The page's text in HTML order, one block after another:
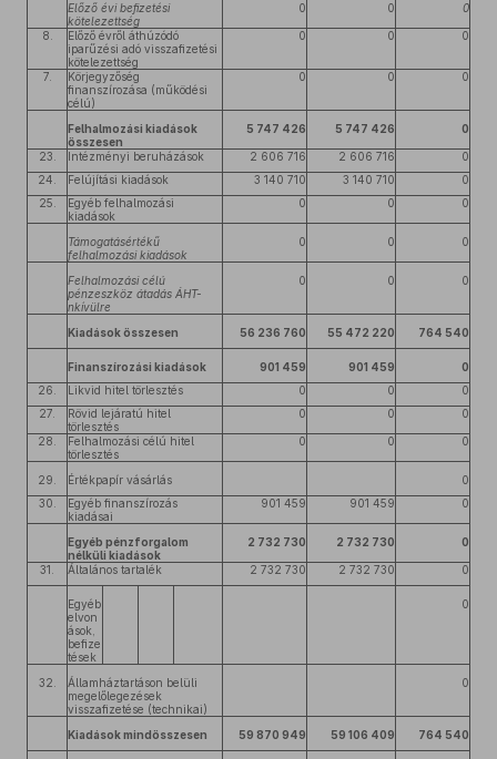
Előző évi befizetési
kötelezettség
0 0 0
8.
Előző évről áthúzódó
iparűzési adó visszafizetési
kötelezettség
0 0 0
7.
Körjegyzőség
finanszírozása (működési
célú)
0 0 0
Felhalmozási kiadások
összesen
5 747 426 5 747 426 0
23. Intézményi beruházások 2 606 716 2 606 716
0
24.
Felújítási kiadások 3 140 710 3 140 710
0
25.
Egyéb felhalmozási
kiadások
0 0 0
Támogatásértékű
felhalmozási kiadások
0 0 0
Felhalmozási célú
pénzeszköz átadás ÁHT-
nkívülre
0 0 0
Kiadások összesen 56 236 760 55 472 220 764 540
Finanszírozási kiadások 901 459 901 459
0
26.
Likvid hitel törlesztés 0 0
0
27.
Rövid lejáratú hitel
törlesztés
0 0 0
28.
Felhalmozási célú hitel
törlesztés
0 0 0
29. Értékpapír vásárlás
0
30.
Egyéb finanszírozás
kiadásai
901 459 901 459 0
Egyéb pénzforgalom
nélküli kiadások
2 732 730 2 732 730 0
31. Általános tartalék 2 732 730 2 732 730 0
Egyéb
elvon
ások,
befize
tések
0
32.
Államháztartáson belüli
megelőlegezések
visszafizetése (technikai)
0
Kiadások mindösszesen 59 870 949 59 106 409 764 540